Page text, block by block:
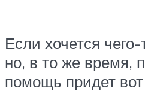
Если хочется чего-
но, в то же время,
помощь придет вот